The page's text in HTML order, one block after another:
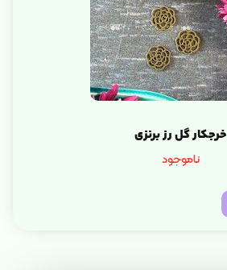
خرجکار گل رز برنزی
ناموجود